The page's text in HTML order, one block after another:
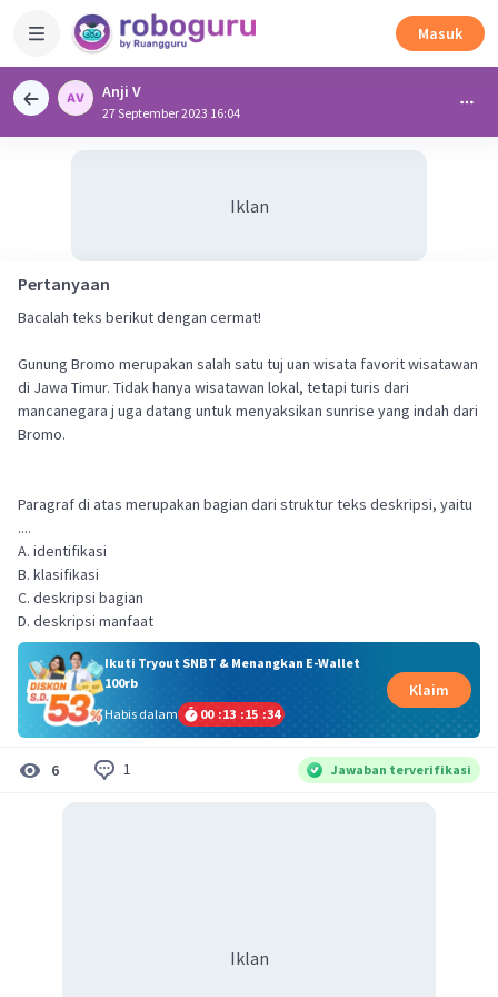
Masuk
Anji V
27 September 2023 16:04
Iklan
Pertanyaan
Bacalah teks berikut dengan cermat!
Gunung Bromo merupakan salah satu tuj uan wisata favorit wisatawan
di Jawa Timur. Tidak hanya wisatawan lokal, tetapi turis dari
mancanegara j uga datang untuk menyaksikan sunrise yang indah dari
Bromo.
Paragraf di atas merupakan bagian dari struktur teks deskripsi, yaitu
....
A. identifikasi
B. klasifikasi
C. deskripsi bagian
D. deskripsi manfaat
Ikuti Tryout SNBT & Menangkan E-Wallet
100rb
Habis dalam
00 :13 :15 :33
Klaim
6 1 Jawaban terverifikasi
Iklan